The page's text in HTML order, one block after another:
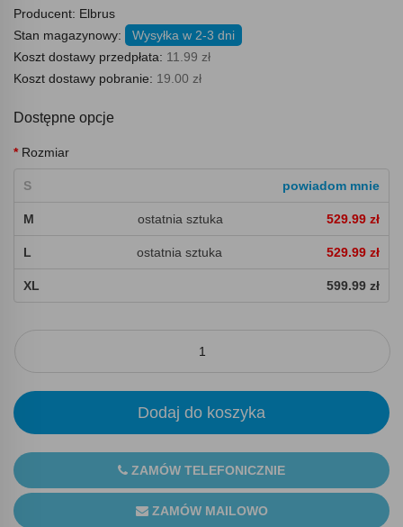
Producent: Elbrus
Stan magazynowy:
Wysyłka w 2-3 dni
Koszt dostawy przedpłata: 11.99 zł
Koszt dostawy pobranie: 19.00 zł
Dostępne opcje
Rozmiar
S powiadom mnie
M ostatnia sztuka 529.99 zł
L ostatnia sztuka 529.99 zł
XL 599.99 zł
Dodaj do koszyka
ZAMÓW TELEFONICZNIE
ZAMÓW MAILOWO